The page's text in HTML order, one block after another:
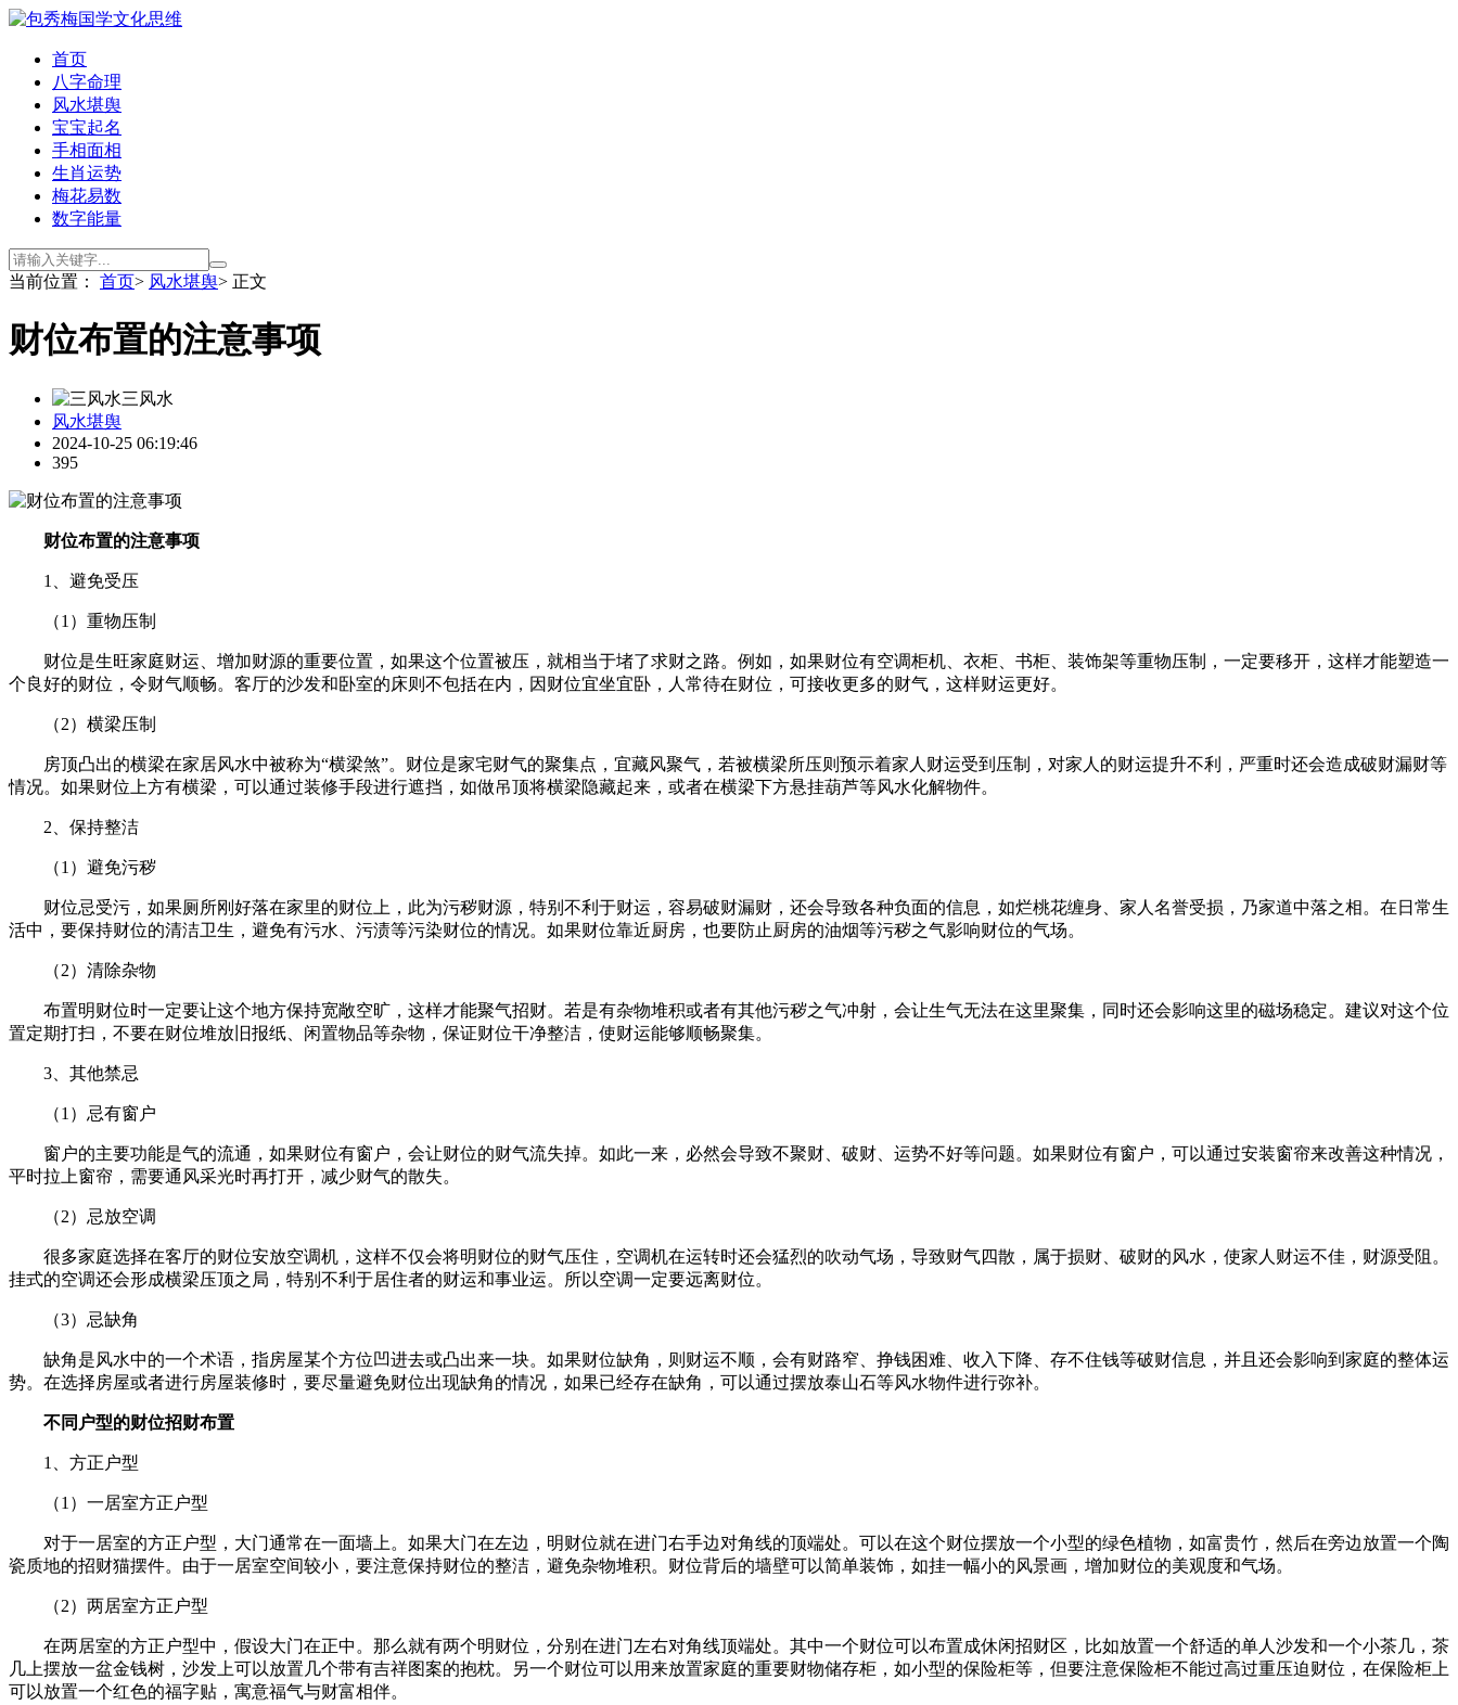
首页
八字命理
风水堪舆
宝宝起名
手相面相
生肖运势
梅花易数
数字能量
当前位置： 首页> 风水堪舆> 正文
财位布置的注意事项
三风水
风水堪舆
2024-10-25 06:19:46
395
财位布置的注意事项
1、避免受压
（1）重物压制
财位是生旺家庭财运、增加财源的重要位置，如果这个位置被压，就相当于堵了求财之路。例如，如果财位有空调柜机、衣柜、书柜、装饰架等重物压制，一定要移开，这样才能塑造一
个良好的财位，令财气顺畅。客厅的沙发和卧室的床则不包括在内，因财位宜坐宜卧，人常待在财位，可接收更多的财气，这样财运更好。
（2）横梁压制
房顶凸出的横梁在家居风水中被称为“横梁煞”。财位是家宅财气的聚集点，宜藏风聚气，若被横梁所压则预示着家人财运受到压制，对家人的财运提升不利，严重时还会造成破财漏财等
情况。如果财位上方有横梁，可以通过装修手段进行遮挡，如做吊顶将横梁隐藏起来，或者在横梁下方悬挂葫芦等风水化解物件。
2、保持整洁
（1）避免污秽
财位忌受污，如果厕所刚好落在家里的财位上，此为污秽财源，特别不利于财运，容易破财漏财，还会导致各种负面的信息，如烂桃花缠身、家人名誉受损，乃家道中落之相。在日常生
活中，要保持财位的清洁卫生，避免有污水、污渍等污染财位的情况。如果财位靠近厨房，也要防止厨房的油烟等污秽之气影响财位的气场。
（2）清除杂物
布置明财位时一定要让这个地方保持宽敞空旷，这样才能聚气招财。若是有杂物堆积或者有其他污秽之气冲射，会让生气无法在这里聚集，同时还会影响这里的磁场稳定。建议对这个位
置定期打扫，不要在财位堆放旧报纸、闲置物品等杂物，保证财位干净整洁，使财运能够顺畅聚集。
3、其他禁忌
（1）忌有窗户
窗户的主要功能是气的流通，如果财位有窗户，会让财位的财气流失掉。如此一来，必然会导致不聚财、破财、运势不好等问题。如果财位有窗户，可以通过安装窗帘来改善这种情况，
平时拉上窗帘，需要通风采光时再打开，减少财气的散失。
（2）忌放空调
很多家庭选择在客厅的财位安放空调机，这样不仅会将明财位的财气压住，空调机在运转时还会猛烈的吹动气场，导致财气四散，属于损财、破财的风水，使家人财运不佳，财源受阻。
挂式的空调还会形成横梁压顶之局，特别不利于居住者的财运和事业运。所以空调一定要远离财位。
（3）忌缺角
缺角是风水中的一个术语，指房屋某个方位凹进去或凸出来一块。如果财位缺角，则财运不顺，会有财路窄、挣钱困难、收入下降、存不住钱等破财信息，并且还会影响到家庭的整体运
势。在选择房屋或者进行房屋装修时，要尽量避免财位出现缺角的情况，如果已经存在缺角，可以通过摆放泰山石等风水物件进行弥补。
不同户型的财位招财布置
1、方正户型
（1）一居室方正户型
对于一居室的方正户型，大门通常在一面墙上。如果大门在左边，明财位就在进门右手边对角线的顶端处。可以在这个财位摆放一个小型的绿色植物，如富贵竹，然后在旁边放置一个陶
瓷质地的招财猫摆件。由于一居室空间较小，要注意保持财位的整洁，避免杂物堆积。财位背后的墙壁可以简单装饰，如挂一幅小的风景画，增加财位的美观度和气场。
（2）两居室方正户型
在两居室的方正户型中，假设大门在正中。那么就有两个明财位，分别在进门左右对角线顶端处。其中一个财位可以布置成休闲招财区，比如放置一个舒适的单人沙发和一个小茶几，茶
几上摆放一盆金钱树，沙发上可以放置几个带有吉祥图案的抱枕。另一个财位可以用来放置家庭的重要财物储存柜，如小型的保险柜等，但要注意保险柜不能过高过重压迫财位，在保险柜上
可以放置一个红色的福字贴，寓意福气与财富相伴。